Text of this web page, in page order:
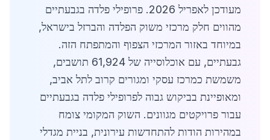
מעודכן לאפריל 2026. פרופילי פלדה בגבעתיים
מהווים חלק מרכזי משוק הפלדה והברזל בישראל,
במיוחד באזור המרכזי הצפוף והמתפתח הזה.
גבעתיים, עם אוכלוסייה של 61,924 תושבים,
משמשת כמרכז עסקי ומגורים קרוב לתל אביב,
ומאופיינת בביקוש גבוה לפרופילי פלדה בגבעתיים
עבור פרויקטים מגוונים. השוק המקומי צומח
במהירות הודות להתחדשות עירונית, בניית מגדלי